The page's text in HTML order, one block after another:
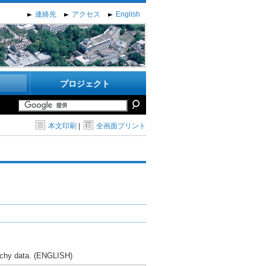
連絡先 アクセス English
プロジェクト
本文印刷 全画面プリント
data. (ENGLISH)